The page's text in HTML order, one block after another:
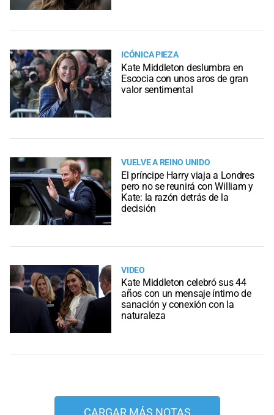
ICÓNICA PIEZA
Kate Middleton deslumbra en
Escocia con unos aros de gran
valor sentimental
VUELVE A REINO UNIDO
El príncipe Harry viaja a Londres
pero no se reunirá con William y
Kate: la razón detrás de la
decisión
VIDEO
Kate Middleton celebró sus 44
años con un mensaje íntimo de
sanación y conexión con la
naturaleza
CARGAR MÁS NOTAS